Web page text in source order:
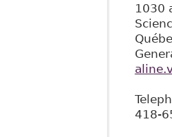
1030
418-